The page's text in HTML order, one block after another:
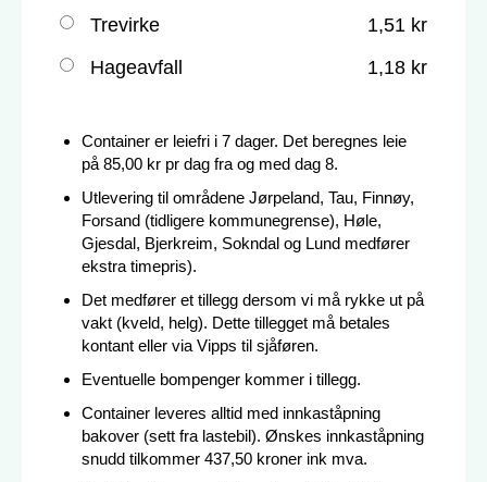
Trevirke
1,51 kr
Hageavfall
1,18 kr
Container er leiefri i 7 dager. Det beregnes leie
på 85,00 kr pr dag fra og med dag 8.
Utlevering til områdene Jørpeland, Tau, Finnøy,
Forsand (tidligere kommunegrense), Høle,
Gjesdal, Bjerkreim, Sokndal og Lund medfører
ekstra timepris).
Det medfører et tillegg dersom vi må rykke ut på
vakt (kveld, helg). Dette tillegget må betales
kontant eller via Vipps til sjåføren.
Eventuelle bompenger kommer i tillegg.
Container leveres alltid med innkaståpning
bakover (sett fra lastebil). Ønskes innkaståpning
snudd tilkommer 437,50 kroner ink mva.